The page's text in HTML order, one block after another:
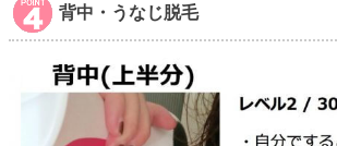
背中・うなじ脱毛